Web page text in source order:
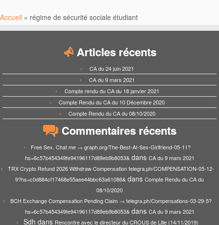
Accueil » régime de sécurité sociale étudiant
Articles récents
CA du 24 juin 2021
CA du 9 mars 2021
Compte rendu du CA du 18 janvier 2021
Compte Rendu du CA du 10 Décembre 2020
Compte Rendu du CA du 08/10/2020
Commentaires récents
Free Sex. Chat me → graph.org/The-Best-AI-Sex-Girlfriend-05-11?
hs=6c57b454349fe94196117d89eb9b8053&dans CA du 9 mars 2021
TRX Crypto Refund 2026 Withdraw Compensation telegra.ph/COMPENSATION-05-12-
9?hs=c0d884cf17468e55aee44bbc63a61086& dans Compte Rendu du CA du
08/10/2020
BCH Exchange Compensation Pending Claim → telegra.ph/Compensations-03-29-5?
hs=6c57b454349fe94196117d89eb9b8053&dans CA du 9 mars 2021
Sdh dans Rencontre avec le directeur du CROUS de Lille (14/11/2019)